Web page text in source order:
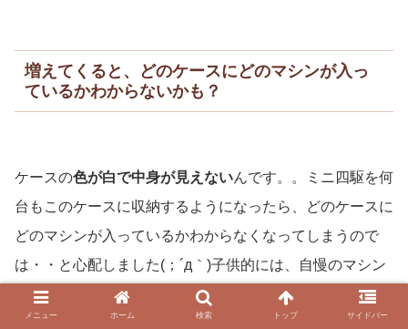
増えてくると、どのケースにどのマシンが入っ
ているかわからないかも？
ケースの色が白で中身が見えないんです。。ミニ四駆を何
台もこのケースに収納するようになったら、どのケースに
どのマシンが入っているかわからなくなってしまうので
は・・と心配しました(；´д｀)子供的には、自慢のマシン
が外からでも見える方が良いかも！
メニュー ホーム 検索 トップ サイドバー